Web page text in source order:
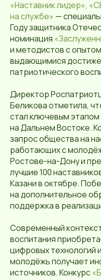
«Наставник лидер»,
на службе» —
Году защитника
номинация
и методистов с
выдающимися
патриотического
Директор
Беликова отметила,
стал ключевым этапом
на Дальнем Востоке.
запрос общества на
работающих с
Ростове-на-Дону и
лучшие 100
Казани в октябре.
на дополнительное
поддержка в
Современный
воспитания
цифровых технологий
молодёжь получает
источников. Конкурс